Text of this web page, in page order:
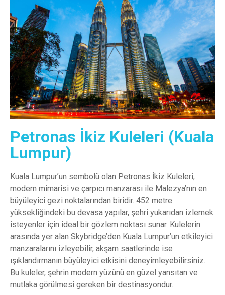
Petronas İkiz Kuleleri (Kuala
Lumpur)
Kuala Lumpur’un sembolü olan Petronas İkiz Kuleleri,
modern mimarisi ve çarpıcı manzarası ile Malezya’nın en
büyüleyici gezi noktalarından biridir. 452 metre
yüksekliğindeki bu devasa yapılar, şehri yukarıdan izlemek
isteyenler için ideal bir gözlem noktası sunar. Kulelerin
arasında yer alan Skybridge’den Kuala Lumpur’un etkileyici
manzaralarını izleyebilir, akşam saatlerinde ise
ışıklandırmanın büyüleyici etkisini deneyimleyebilirsiniz.
Bu kuleler, şehrin modern yüzünü en güzel yansıtan ve
mutlaka görülmesi gereken bir destinasyondur.